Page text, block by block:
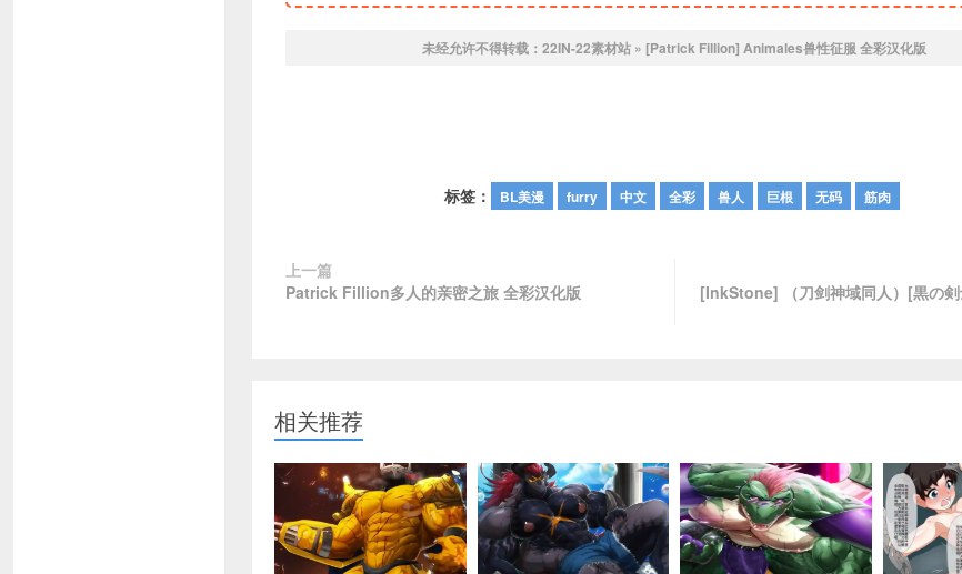
未经允许不得转载： 22IN-22素材站 » [Patrick Fillion] Animales兽性征服 全彩汉化版
标签： BL美漫 furry 中文 全彩 兽人 巨根 无码 筋肉
上一篇
Patrick Fillion多人的亲密之旅 全彩汉化版
[InkStone] （刀剑神域同人）[黒の
相关推荐